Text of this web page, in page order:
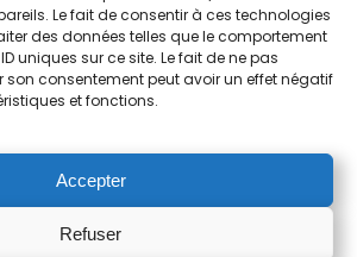
Le fait de consentir à ces technologies
des données telles que le comportement
uniques sur ce site. Le fait de ne pas
son consentement peut avoir un effet négatif
et fonctions.
Accepter
Refuser
de Lognes Emerainville
77185 LOGNES
contact@helico.org